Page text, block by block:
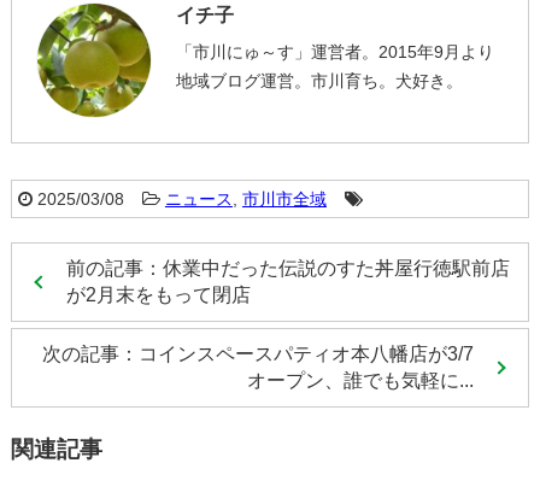
イチ子
「市川にゅ～す」運営者。2015年9月より
地域ブログ運営。市川育ち。犬好き。
2025/03/08 ニュース 市川市全域
前の記事：休業中だった伝説のすた丼屋行徳駅前店
が2月末をもって閉店
次の記事：コインスペースパティオ本八幡店が3/7
オープン、誰でも気軽に...
関連記事